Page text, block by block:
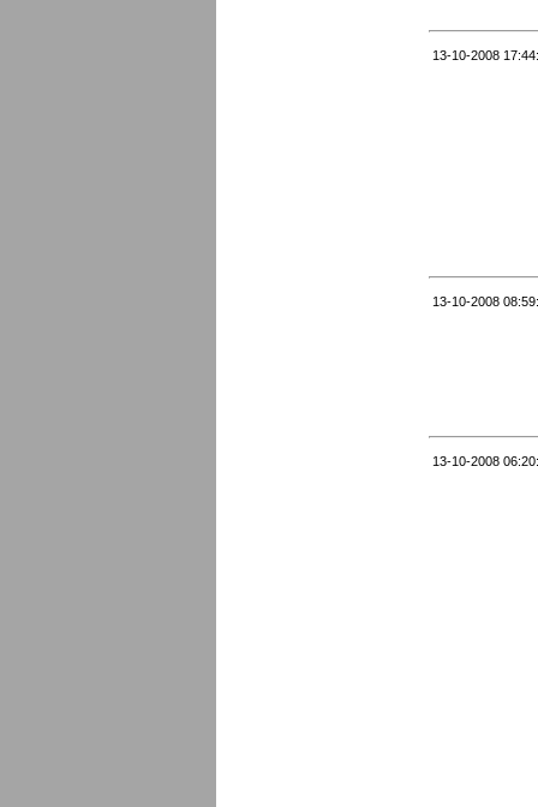
13-10-2008
13-10-2008
13-10-2008